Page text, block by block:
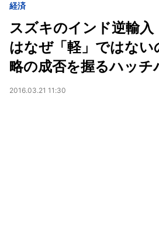
経済
スズキのインド逆輸入
はなぜ「軽」ではな
略の成否を握るハッチ
2016.03.21 11:30